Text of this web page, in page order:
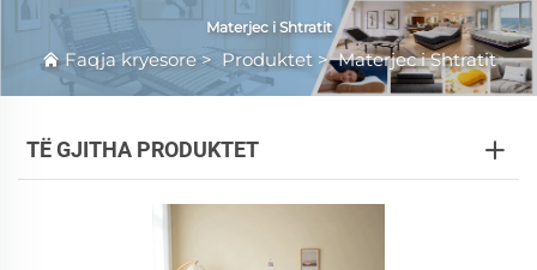
Materjec i Shtratit
Faqja kryesore> Produktet>Materjec i Shtratit
TË GJITHA PRODUKTET